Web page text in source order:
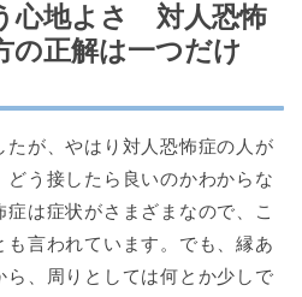
心地よさ 対人恐怖
の正解は一つだけ
たが、やはり対人恐怖症の人が
どう接したら良いのかわからな
症は症状がさまざまなので、こ
言われています。でも、縁あ
ら、周りとしては何とか少しで